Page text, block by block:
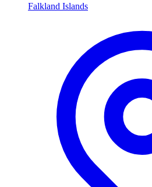
Falkland Islands